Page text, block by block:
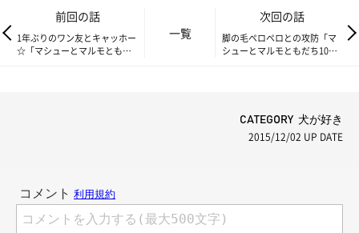
前回の話
1年ぶりのワン友とキャッホー
☆「マシューとマルモともだ
一覧
次回の話
脚の毛ペロペロとの攻防「マ
シューとマルモともだち100
CATEGORY 犬が好き
2015/12/02 UP DATE